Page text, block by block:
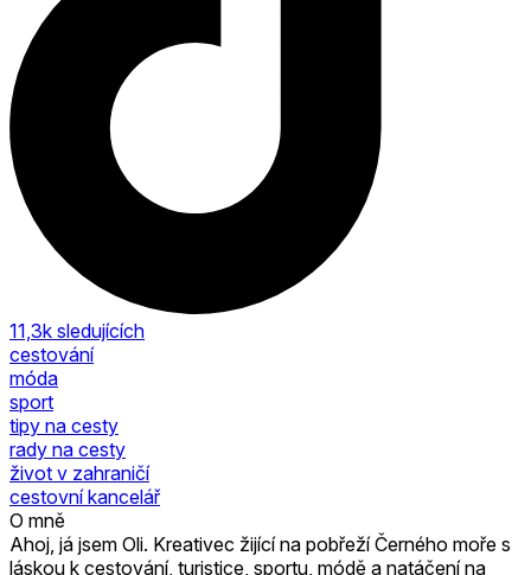
11,3k sledujících
cestování
móda
sport
tipy na cesty
rady na cesty
život v zahraničí
cestovní kancelář
O mně
Ahoj, já jsem Oli. Kreativec žijící na pobřeží Černého moře s
láskou k cestování, turistice, sportu, módě a natáčení na